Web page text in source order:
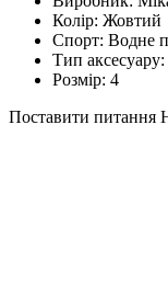
Колір: Жовтий
Спорт: Водне
Тип аксесуару:
Розмір: 4
Поставити питання